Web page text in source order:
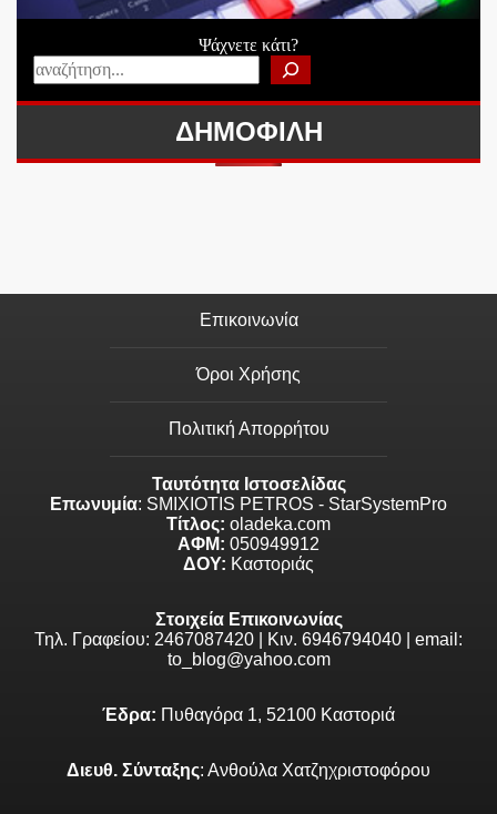
Ψάχνετε κάτι?
ΔΗΜΟΦΙΛΗ
Επικοινωνία
Όροι Χρήσης
Πολιτική Απορρήτου
Ταυτότητα Ιστοσελίδας
Επωνυμία: SMIXIOTIS PETROS - StarSystemPro
Τίτλος: oladeka.com
ΑΦΜ: 050949912
ΔΟΥ: Καστοριάς
Στοιχεία Επικοινωνίας
Τηλ. Γραφείου: 2467087420 | Κιν. 6946794040 | email:
to_blog@yahoo.com
Έδρα: Πυθαγόρα 1, 52100 Καστοριά
Διευθ. Σύνταξης: Ανθούλα Χατζηχριστοφόρου